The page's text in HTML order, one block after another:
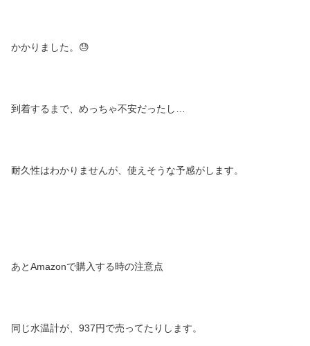
かかりました。😓
到着するまで、めっちゃ不安だったし…
耐久性はわかりませんが、使えそうな予感がします。
あとAmazonで購入する時の注意点
同じ水温計が、937円で売ってたりします。